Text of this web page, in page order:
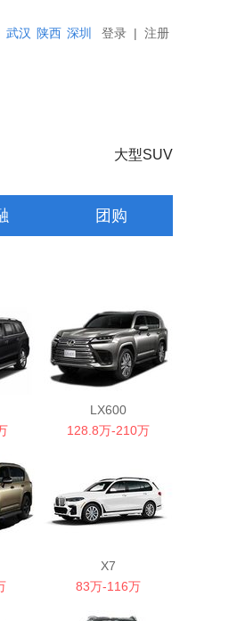
武汉 陕西 深圳 登录 | 注册
大型SUV
团购
LX600
128.8万-210万
X7
83万-116万